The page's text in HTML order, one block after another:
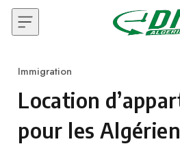
Skip to content
Category
Immigration
Location
pour les